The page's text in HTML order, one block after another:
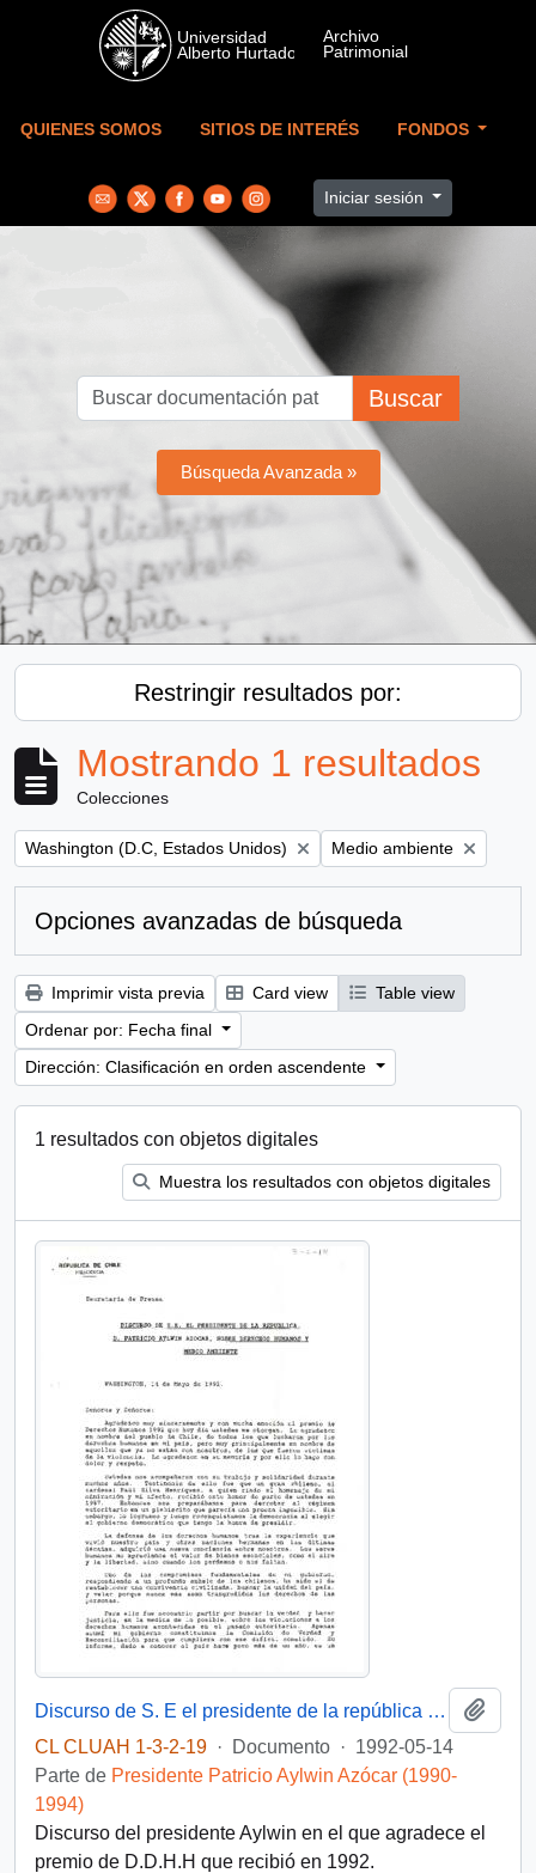
Skip to main content
QUIENES SOMOS SITIOS DE INTERÉS FONDOS
Iniciar sesión
Buscar
Búsqueda Avanzada »
Restringir resultados por:
Mostrando 1 resultados
Colecciones
Remove filter:
Washington (D.C, Estados Unidos) Remove filter:
Medio ambiente
Opciones avanzadas de búsqueda
Imprimir vista previa Card view
Table view
Ordenar por: Fecha final
Dirección: Clasificación en orden ascendente
1 resultados con objetos digitales
Muestra los resultados con objetos digitales
Discurso de S. E el presidente de la república D. Patricio Aylwin Azócar, sobre derechos humanos y medio ambiente
CL CLUAH 1-3-2-19 · Documento · 1992-05-14
Parte de Presidente Patricio Aylwin Azócar (1990-
1994)
Discurso del presidente Aylwin en el que agradece el
premio de D.D.H.H que recibió en 1992.